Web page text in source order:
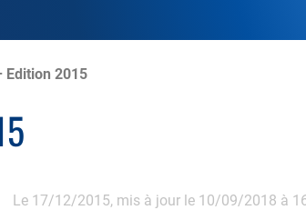
Edition 2015
Le 17/12/2015, mis à jour le 10/09/2018 à